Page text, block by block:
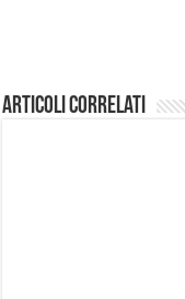
Articoli correlati